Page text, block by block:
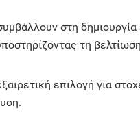
στη
τη
επιλογή για